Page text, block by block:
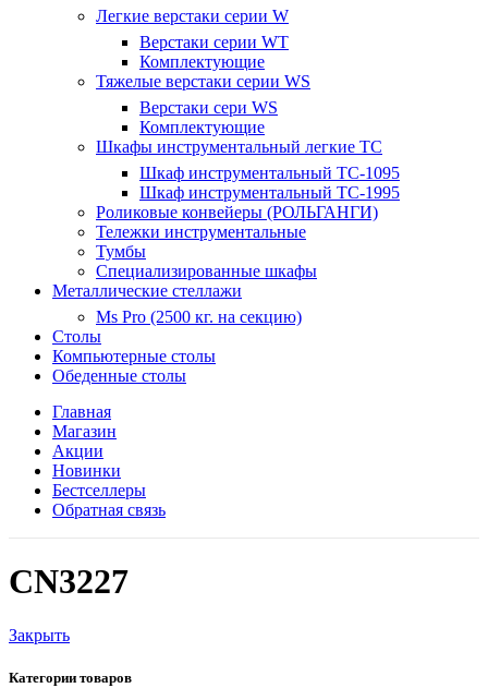
Легкие верстаки серии W
Верстаки серии WT
Комплектующие
Тяжелые верстаки серии WS
Верстаки сери WS
Комплектующие
Шкафы инструментальный легкие ТС
Шкаф инструментальный TC-1095
Шкаф инструментальный TC-1995
Роликовые конвейеры (РОЛЬГАНГИ)
Тележки инструментальные
Тумбы
Специализированные шкафы
Металлические стеллажи
Ms Pro (2500 кг. на секцию)
Столы
Компьютерные столы
Обеденные столы
Главная
Магазин
Акции
Новинки
Бестселлеры
Обратная связь
CN3227
Закрыть
Категории товаров